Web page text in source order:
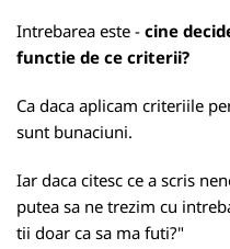
Intrebarea este - cine
functie de ce criterii?
Ca daca aplicam criteriile
sunt bunaciuni.
Iar daca citesc ce a scris
putea sa ne trezim cu
tii doar ca sa ma futi?"